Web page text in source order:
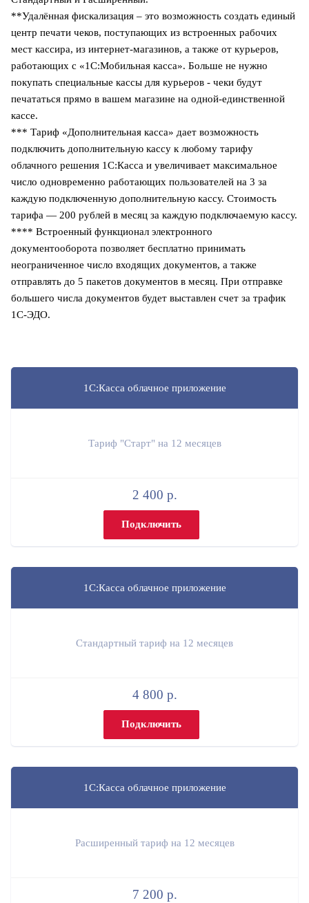
**Удалённая фискализация – это возможность создать единый
центр печати чеков, поступающих из встроенных рабочих
мест кассира, из интернет-магазинов, а также от курьеров,
работающих с «1С:Мобильная касса». Больше не нужно
покупать специальные кассы для курьеров - чеки будут
печататься прямо в вашем магазине на одной-единственной
кассе.
*** Тариф «Дополнительная касса» дает возможность
подключить дополнительную кассу к любому тарифу
облачного решения 1С:Касса и увеличивает максимальное
число одновременно работающих пользователей на 3 за
каждую подключенную дополнительную кассу. Стоимость
тарифа — 200 рублей в месяц за каждую подключаемую кассу.
**** Встроенный функционал электронного
документооборота позволяет бесплатно принимать
неограниченное число входящих документов, а также
отправлять до 5 пакетов документов в месяц. При отправке
большего числа документов будет выставлен счет за трафик
1С-ЭДО.
1С:Касса облачное приложение
Тариф "Старт" на 12 месяцев
2 400 р.
Подключить
1С:Касса облачное приложение
Стандартный тариф на 12 месяцев
4 800 р.
Подключить
1С:Касса облачное приложение
Расширенный тариф на 12 месяцев
7 200 р.